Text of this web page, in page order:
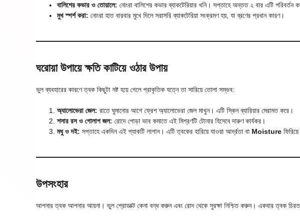
বালিশের কভার ও তোয়ালে: নোংরা বালিশের কভার ব্যাকটেরিয়ার খনি। সপ্তাহে অন্তত ২ বার এটি পরিবর্তন
মুখ স্পর্শ করা: নোংরা হাত বারবার মুখে দিলে সরাসরি ব্যাকটেরিয়া সংক্রমণ হয়, যা ব্রণের প্রধান কারণ।
ঘরোয়া উপায়ে ক্ষতি কাটিয়ে ওঠার উপায়
ভুল ব্যবহারের কারণে ত্বক কিছুটা নষ্ট হয়ে গেলে প্রাকৃতিক যত্নে তা সারিয়ে তোলা সম্ভব:
অ্যালোভেরা জেল: রাতে ঘুমানোর আগে ফ্রেশ অ্যালোভেরা জেল মাখুন। এটি স্কিন ব্যারিয়ার মেরামত করে।
শসার রস ও গোলাপ জল: রোদে পোড়া ভাব কমাতে এই মিশ্রণটি টোনার হিসেবে দারুণ কার্যকর।
মধু ও দই: সপ্তাহে একদিন এই প্যাকটি লাগান। এটি ত্বকের হারিয়ে যাওয়া আর্দ্রতা বা Moisture
উপসংহার
আপনার ত্বক আপনার আয়না। ভুল প্রোডাক্ট কেনা বন্ধ করুন এবং রোদ থেকে সুরক্ষা নিশ্চিত করুন। একবার ত্বক চিরতরে